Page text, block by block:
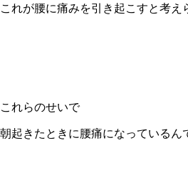
これが腰に痛みを引き起こすと考え
これらのせいで
朝起きたときに腰痛になっているん